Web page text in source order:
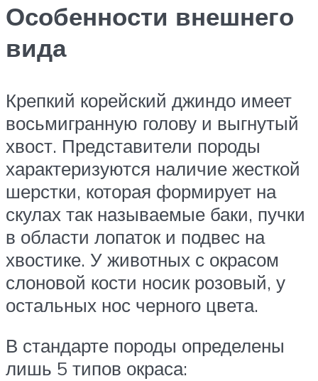
Особенности внешнего
вида
Крепкий корейский джиндо имеет
восьмигранную голову и выгнутый
хвост. Представители породы
характеризуются наличие жесткой
шерстки, которая формирует на
скулах так называемые баки, пучки
в области лопаток и подвес на
хвостике. У животных с окрасом
слоновой кости носик розовый, у
остальных нос черного цвета.
В стандарте породы определены
лишь 5 типов окраса: